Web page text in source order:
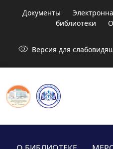
Документы
библиотеки
visibility Версия для